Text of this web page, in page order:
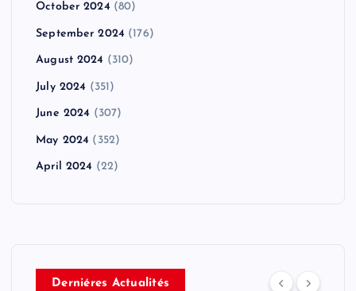
October 2024 (80)
September 2024 (176)
August 2024 (310)
July 2024 (351)
June 2024 (307)
May 2024 (352)
April 2024 (22)
Derniéres Actualités